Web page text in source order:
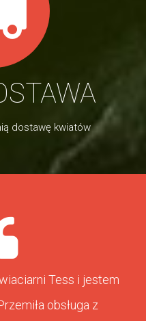
dostawę kwiatów
Tess i jestem
obsługa z